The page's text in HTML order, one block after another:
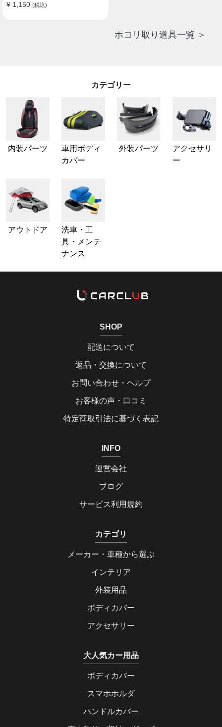
¥ 1,150 (税込)
ホコリ取り道具一覧 ＞
カテゴリー
内装パーツ
車用ボディ
カバー
外装パーツ
アクセサリ
ー
アウトドア
洗車・工
具・メンテ
ナンス
SHOP
配送について
返品・交換について
お問い合わせ・ヘルプ
お客様の声・口コミ
特定商取引法に基づく表記
INFO
運営会社
ブログ
サービス利用規約
カテゴリ
メーカー・車種から選ぶ
インテリア
外装用品
ボディカバー
アクセサリー
大人気カー用品
ボディカバー
スマホホルダ
ハンドルカバー